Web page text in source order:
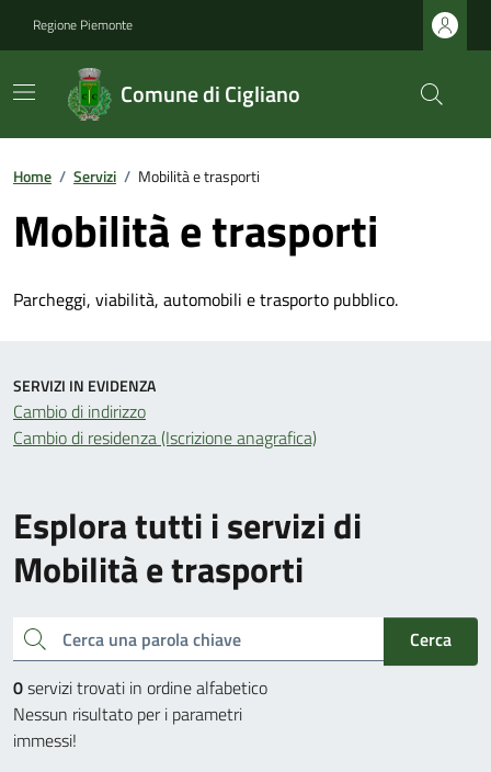
Regione Piemonte
Comune di Cigliano
Home / Servizi / Mobilità e trasporti
Mobilità e trasporti
Parcheggi, viabilità, automobili e trasporto pubblico.
Esplora tutti i servizi di
Mobilità e trasporti
Cerca una parola chiave
Cerca
0servizi trovati in ordine alfabetico
Nessun risultato per i parametri
immessi!
SERVIZI IN EVIDENZA
Cambio di indirizzo
Cambio di residenza (Iscrizione anagrafica)